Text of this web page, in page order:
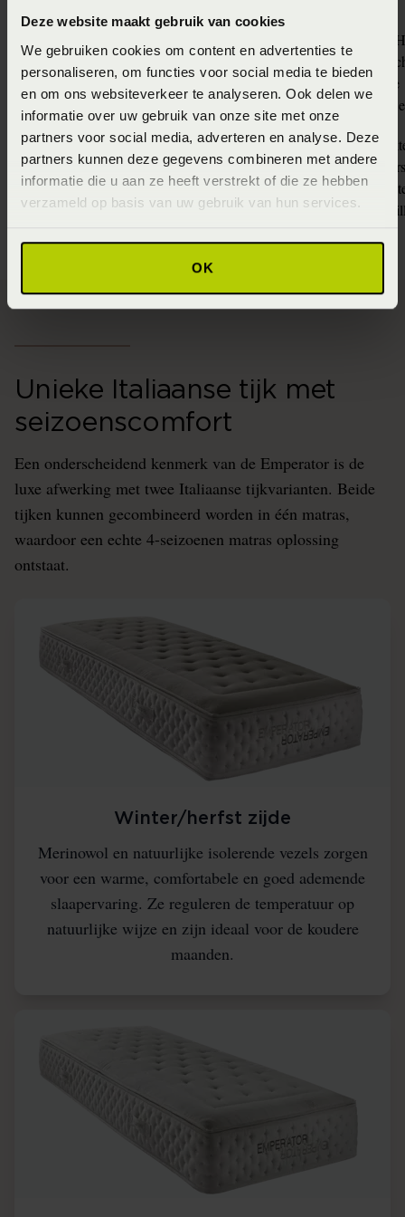
Deze website maakt gebruik van cookies
We gebruiken cookies om content en advertenties te
personaliseren, om functies voor social media te bieden
en om ons websiteverkeer te analyseren. Ook delen we
informatie over uw gebruik van onze site met onze
partners voor social media, adverteren en analyse. Deze
partners kunnen deze gegevens combineren met andere
informatie die u aan ze heeft verstrekt of die ze hebben
verzameld op basis van uw gebruik van hun services.
OK
Natuurlatex uitvoering
- 100% natuurlijke
- Maximale
- Optimale ventilatie
- Drukverlagend en
Pocketvering uitvoering
- Individueel
- Dynamische
- Uitstekende
- Ideaal voor
Unieke Italiaanse tijk met
seizoenscomfort
Een onderscheidend kenmerk van de Emperator is de
luxe afwerking met twee Italiaanse tijkvarianten. Beide
tijken kunnen gecombineerd worden in één matras,
waardoor een echte 4-seizoenen matras oplossing
ontstaat.
Winter/herfst zijde
Merinowol en natuurlijke isolerende vezels zorgen
voor een warme, comfortabele en goed ademende
slaapervaring. Ze reguleren de temperatuur op
natuurlijke wijze en zijn ideaal voor de koudere
maanden.